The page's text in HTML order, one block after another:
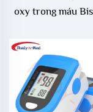
oxy trong máu